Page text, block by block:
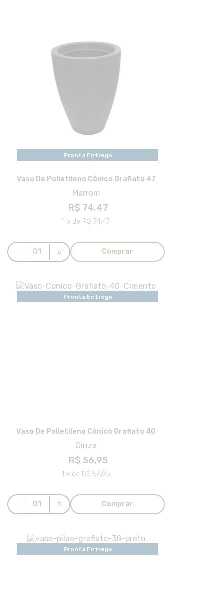
Pronta Entrega
Vaso De Polietileno Cônico Grafiato 47
Marrom
R$ 74,47
1 x de R$ 74,47
Comprar
Pronta Entrega
Vaso De Polietileno Cônico Grafiato 40
Cinza
R$ 56,95
1 x de R$ 56,95
Comprar
Pronta Entrega